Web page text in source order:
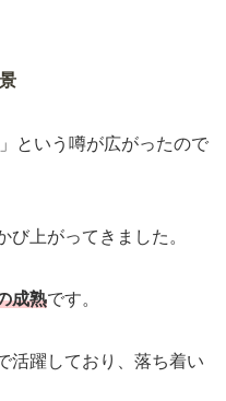
という噂が広がったので
上がってきました。
成熟です。
活躍しており、落ち着い